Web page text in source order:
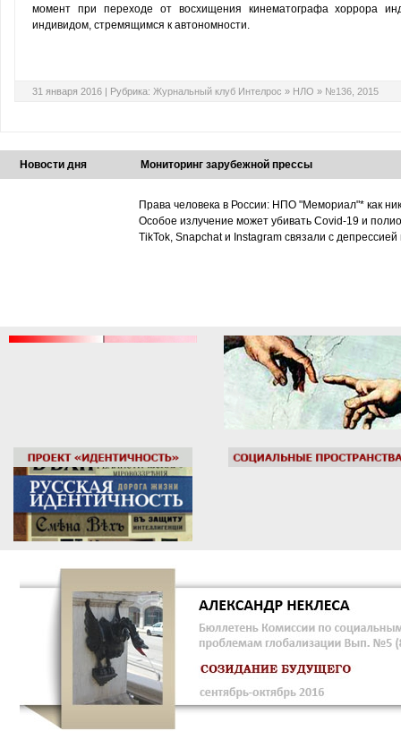
момент при переходе от восхищения кинематографа хоррора
индивидом, стремящимся к автономности.
31 января 2016 | Рубрика: Журнальный клуб Интелрос » НЛО » №136, 2015
Новости дня Мониторинг зарубежной прессы
Права человека в России: НПО "Мемориал"* как
Особое излучение может убивать Covid-19 и
TikTok, Snapchat и Instagram связали с